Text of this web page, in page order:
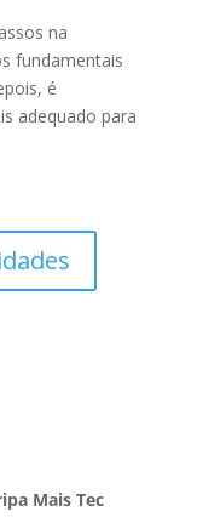
na
fundamentais
é
adequado para
Mais Tec